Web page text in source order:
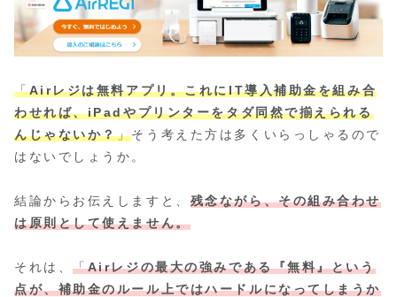
「Airレジは無料アプリ。これにIT導入補助金を組み合
わせれば、iPadやプリンターをタダ同然で揃えられる
んじゃないか？」そう考えた方は多くいらっしゃるので
はないでしょうか。
結論からお伝えしますと、 残念ながら、その組み合わせ
は原則として使えません。
それは、「Airレジの最大の強みである『無料』という
点が、補助金のルール上ではハードルになってしまうか